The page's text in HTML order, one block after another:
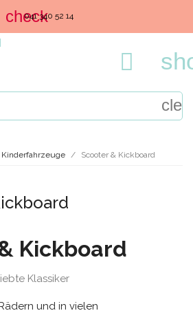
check
041 340 52 14

Kinderfahrzeuge Scooter & Kickboard
Kickboard
Klassiker
und in vielen